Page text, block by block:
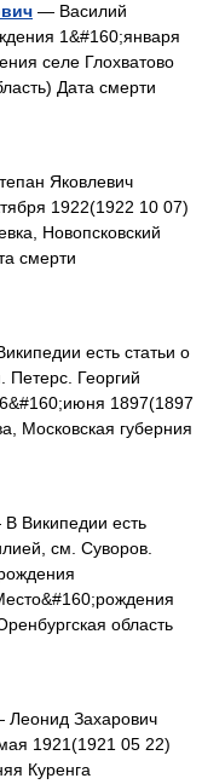
— Василий
1&#160;января
селе Глохватово
Дата смерти
Яковлевич
1922(1922 10 07)
Новопсковский
смерти
есть статьи о
Петерс. Георгий
1897(1897
Московская губерния
Википедии есть
см. Суворов.
область
Захарович
1921(1921 05 22)
Куренга